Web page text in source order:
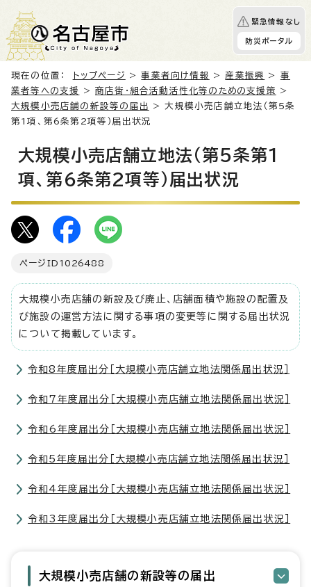
緊急情報なし
防災ポータル
現在の位置： トップページ >事業者向け情報 > 産業振興 > 事
業者等への支援
>商店街・組合活動活性化等のための支援策
>
大規模小売店舗の新設等の届出
> 大規模小売店舗立地法（第5条
第1項、第6条第2項等）届出状況
大規模小売店舗立地法（第5条第1
項、第6条第2項等）届出状況
ページID 1026488
大規模小売店舗の新設及び廃止、店舗面積や施設の配置及
び施設の運営方法に関する事項の変更等に関する届出状況
について掲載しています。
令和8年度届出分［大規模小売店舗立地法関係届出状況］
令和7年度届出分［大規模小売店舗立地法関係届出状況］
令和6年度届出分［大規模小売店舗立地法関係届出状況］
令和5年度届出分［大規模小売店舗立地法関係届出状況］
令和4年度届出分［大規模小売店舗立地法関係届出状況］
令和3年度届出分［大規模小売店舗立地法関係届出状況］
大規模小売店舗の新設等の届出